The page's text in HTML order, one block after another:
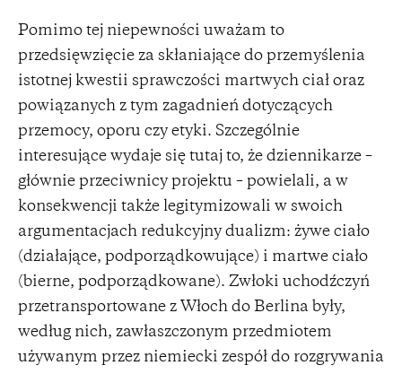
Pomimo tej niepewności uważam to
przedsięwzięcie za skłaniające do przemyślenia
istotnej kwestii sprawczości martwych ciał oraz
powiązanych z tym zagadnień dotyczących
przemocy, oporu czy etyki. Szczególnie
interesujące wydaje się tutaj to, że dziennikarze –
głównie przeciwnicy projektu – powielali, a w
konsekwencji także legitymizowali w swoich
argumentacjach redukcyjny dualizm: żywe ciało
(działające, podporządkowujące) i martwe ciało
(bierne, podporządkowane). Zwłoki uchodźczyń
przetransportowane z Włoch do Berlina były,
według nich, zawłaszczonym przedmiotem
używanym przez niemiecki zespół do rozgrywania